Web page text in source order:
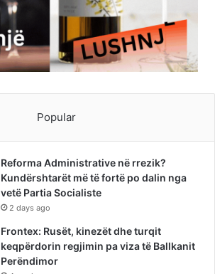
Popular
Reforma Administrative në rrezik?
Kundërshtarët më të fortë po dalin nga
vetë Partia Socialiste
2 days ago
Frontex: Rusët, kinezët dhe turqit
keqpërdorin regjimin pa viza të Ballkanit
Perëndimor